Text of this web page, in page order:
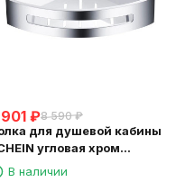
₽8 590 ₽
для душевой кабины
угловая хром
В наличии